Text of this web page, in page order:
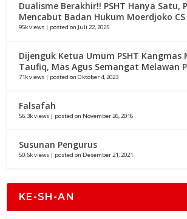
Dualisme Berakhir!! PSHT Hanya Satu,
Mencabut Badan Hukum Moerdjoko CS
95k views | posted on Juli 22, 2025
Dijenguk Ketua Umum PSHT Kangmas
Taufiq, Mas Agus Semangat Melawan
71k views | posted on Oktober 4, 2023
Falsafah
56.3k views | posted on November 26, 2016
Susunan Pengurus
50.6k views | posted on Desember 21, 2021
KE-SH-AN